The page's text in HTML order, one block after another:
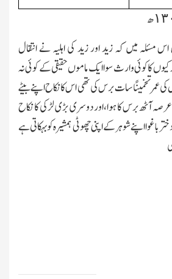
مسئلہ میں کہ زید اور زید کی اہلیہ نے انتقال
کا کوئی وارث سوا ایك ماموں حقیقی کے کوئی نہ
عمر تخمینًا سات برس کی تھی اس کانکاح اپنے بیٹے
آٹھ برس کا ہوا،اور دوسری بڑی لڑکی کا نکاح
اپنے شوہر کے اپنی چھوٹی ہمشیرہ کو بہکاتی ہے